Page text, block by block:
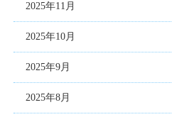
2025年11月
2025年10月
2025年9月
2025年8月